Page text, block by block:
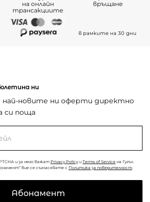
на онлайн
трансакциите
връщане
в рамките на 30 дни
ни
най-новите ни оферти директно
си поща
и за него важат Privacy Policy и Terms of Service на Гугъл.
вие се съгласявате с Политика за поверителност
Абонамент